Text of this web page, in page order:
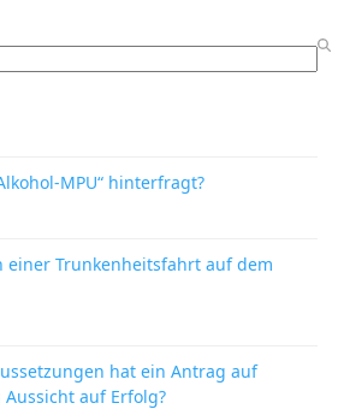
MPU“ hinterfragt?
einer Trunkenheitsfahrt auf dem
hat ein Antrag auf
auf Erfolg?